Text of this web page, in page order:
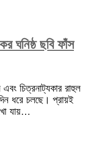
ঘনিষ্ঠ ছবি ফাঁস
চিত্রনাট্যকার রাহুল
ধরে চলছে। প্রায়ই
যায়…